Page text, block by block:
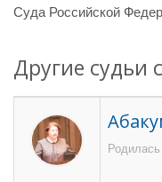
Суда Российской
Другие судьи